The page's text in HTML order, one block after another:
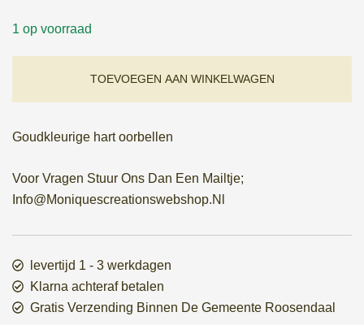
1 op voorraad
TOEVOEGEN AAN WINKELWAGEN
Goudkleurige hart oorbellen
Voor Vragen Stuur Ons Dan Een Mailtje;
Info@Moniquescreationswebshop.Nl
levertijd 1 - 3 werkdagen
Klarna achteraf betalen
Gratis Verzending Binnen De Gemeente Roosendaal